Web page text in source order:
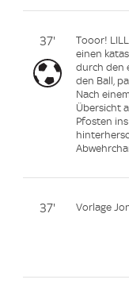
37'
Tooor!
einen
durch den
den Ball,
Nach
Übersicht
Pfosten
37' Vorlage